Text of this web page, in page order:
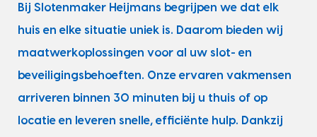
Bij Slotenmaker Heijmans begrijpen we dat elk
huis en elke situatie uniek is. Daarom bieden wij
maatwerkoplossingen voor al uw slot- en
beveiligingsbehoeften. Onze ervaren vakmensen
arriveren binnen 30 minuten bij u thuis of op
locatie en leveren snelle, efficiënte hulp. Dankzij